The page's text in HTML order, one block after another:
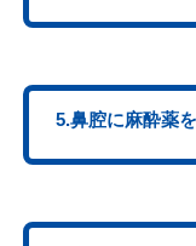
5.鼻腔に麻酔薬